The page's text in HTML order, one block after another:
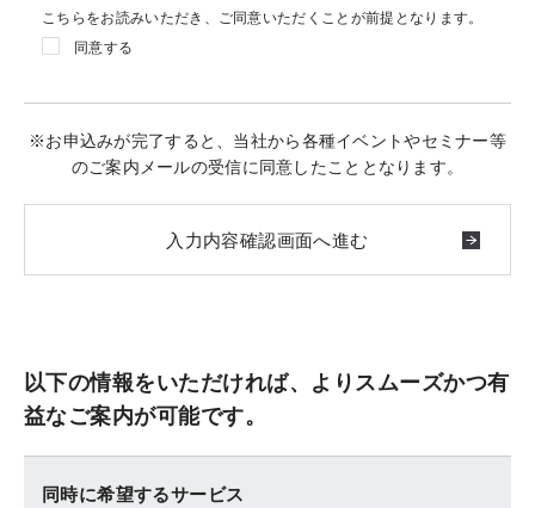
こちらをお読みいただき、ご同意いただくことが前提となります。
同意する
※お申込みが完了すると、当社から各種イベントやセミナー等
のご案内メールの受信に同意したこととなります。
以下の情報をいただければ、よりスムーズかつ有
益なご案内が可能です。
同時に希望するサービス